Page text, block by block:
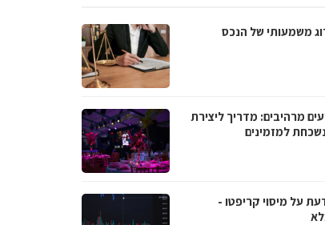
משמעותי של הנכס
מרהיבים: מדריך ליצירת
למזמינים
על מיסוי קריפטו -